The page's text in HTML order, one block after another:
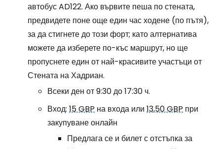
автобус AD122. Ако вървите пеша по стената,
предвидете поне още един час ходене (по пътя),
за да стигнете до този форт; като алтернатива
можете да изберете по-къс маршрут, но ще
пропуснете един от най-красивите участъци от
Стената на Хадриан.
Всеки ден от 9:30 до 17:30 ч.
Вход: 15 GBP на входа или 13,50 GBP при
закупуване онлайн
Предлага се и билет с отстъпка за